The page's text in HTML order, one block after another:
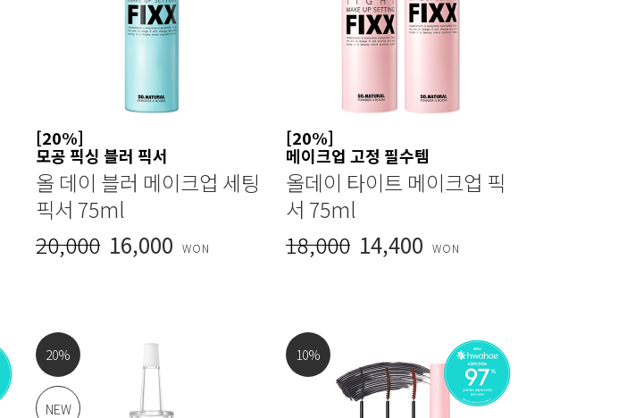
[20%]
모공 픽싱 블러 픽서
올 데이 블러 메이크업 세팅
픽서 75ml
20,000 16,000 WON
[20%]
메이크업 고정 필수템
올데이 타이트 메이크업 픽
서 75ml
18,000 14,400 WON
20%
NEW
10%